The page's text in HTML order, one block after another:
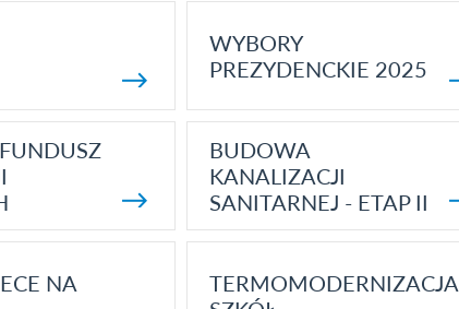
WYBORY
PREZYDENCKIE 2025
BUDOWA
KANALIZACJI
SANITARNEJ - ETAP II
NA
TERMOMODERNIZACJA